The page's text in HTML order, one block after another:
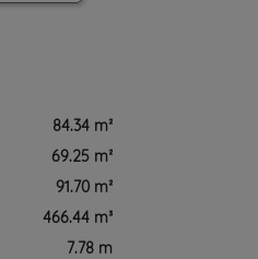
84.34 m²
69.25 m²
91.70 m²
466.44 m³
7.78 m